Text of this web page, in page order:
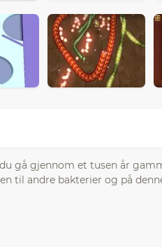
gå gjennom et tusen år
til andre bakterier og på